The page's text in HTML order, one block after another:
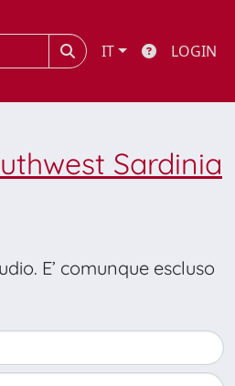
IT LOGIN
Sardinia
E’ comunque escluso